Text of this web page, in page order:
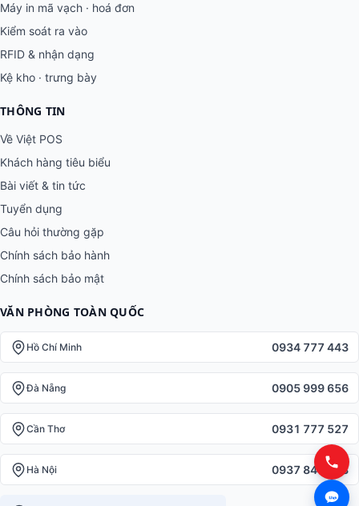
Máy in mã vạch · hoá đơn
Kiểm soát ra vào
RFID & nhận dạng
Kệ kho · trưng bày
THÔNG TIN
Về Việt POS
Khách hàng tiêu biểu
Bài viết & tin tức
Tuyển dụng
Câu hỏi thường gặp
Chính sách bảo hành
Chính sách bảo mật
VĂN PHÒNG TOÀN QUỐC
Hồ Chí Minh 0934 777 443
Đà Nẵng 0905 999 656
Cần Thơ 0931 777 527
Hà Nội 0937 845 333